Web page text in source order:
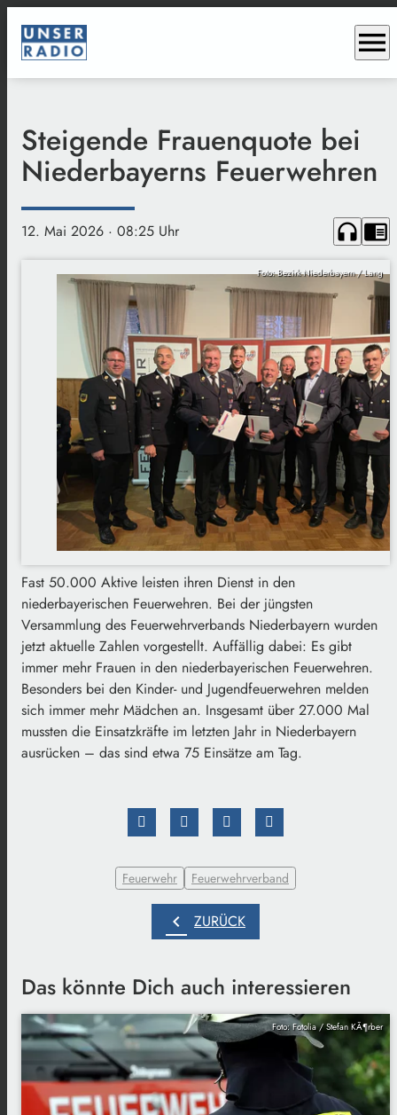
menu
Steigende Frauenquote bei
Niederbayerns Feuerwehren
12. Mai 2026 · 08:25 Uhr headphones chrome_reader_mode
Foto: Bezirk Niederbayern / Lang
Fast 50.000 Aktive leisten ihren Dienst in den
niederbayerischen Feuerwehren. Bei der jüngsten
Versammlung des Feuerwehrverbands Niederbayern wurden
jetzt aktuelle Zahlen vorgestellt. Auffällig dabei: Es gibt
immer mehr Frauen in den niederbayerischen Feuerwehren.
Besonders bei den Kinder- und Jugendfeuerwehren melden
sich immer mehr Mädchen an. Insgesamt über 27.000 Mal
mussten die Einsatzkräfte im letzten Jahr in Niederbayern
ausrücken – das sind etwa 75 Einsätze am Tag.
Feuerwehr Feuerwehrverband
chevron_left ZURÜCK
Das könnte Dich auch interessieren
Foto: Fotolia / Stefan KÃ¶rber